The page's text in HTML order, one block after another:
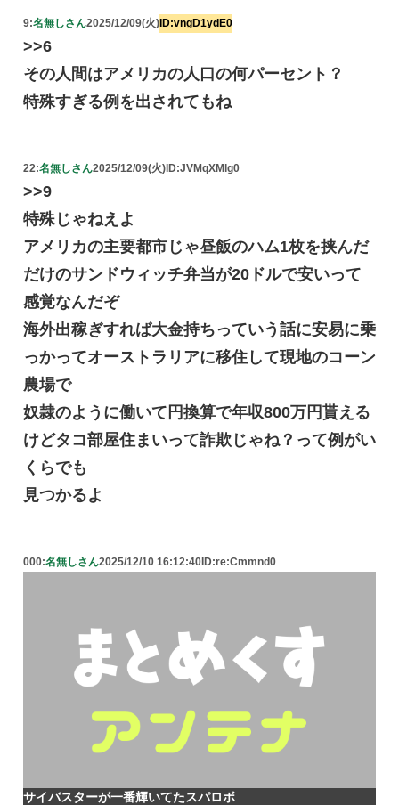
9:名無しさん2025/12/09(火) ID:vngD1ydE0
>>6
その人間はアメリカの人口の何パーセント？
特殊すぎる例を出されてもね
22:名無しさん2025/12/09(火) ID:JVMqXMlg0
>>9
特殊じゃねえよ
アメリカの主要都市じゃ昼飯のハム1枚を挟んだ
だけのサンドウィッチ弁当が20ドルで安いって
感覚なんだぞ
海外出稼ぎすれば大金持ちっていう話に安易に乗
っかってオーストラリアに移住して現地のコーン
農場で
奴隷のように働いて円換算で年収800万円貰える
けどタコ部屋住まいって詐欺じゃね？って例がい
くらでも
見つかるよ
000:名無しさん2025/12/10 16:12:40 ID:re:Cmmnd0
サイバスターが一番輝いてたスパロボ